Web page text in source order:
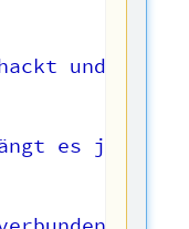
und
es jedes